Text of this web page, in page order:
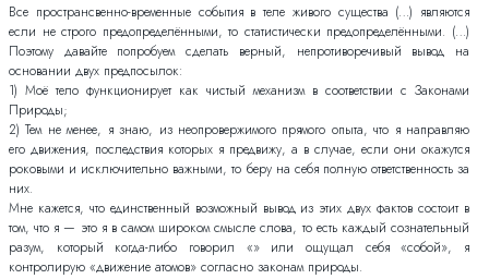
Все пространсвенно-временные события в теле живого существа (…) являются
если не строго предопределёнными, то статистически предопределёнными. (…)
Поэтому давайте попробуем сделать верный, непротиворечивый вывод на
основании двух предпосылок:
1) Моё тело функционирует как чистый механизм в соответствии с Законами
Природы;
2) Тем не менее, я знаю, из неопровержимого прямого опыта, что я направляю
его движения, последствия которых я предвижу, а в случае, если они окажутся
роковыми и исключительно важными, то беру на себя полную ответственность за
них.
Мне кажется, что единственный возможный вывод из этих двух фактов состоит в
том, что я — это я в самом широком смысле слова, то есть каждый сознательный
разум, который когда-либо говорил «» или ощущал себя «собой», я
контролирую «движение атомов» согласно законам природы.